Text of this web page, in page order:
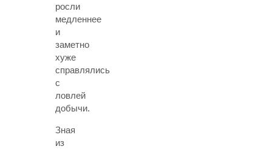
росли
медленнее
и
заметно
хуже
справлялись
с
ловлей
добычи.
Зная
из